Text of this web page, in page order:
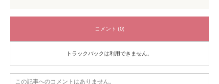
コメント (0)
トラックバックは利用できません。
この記事へのコメントはありません。